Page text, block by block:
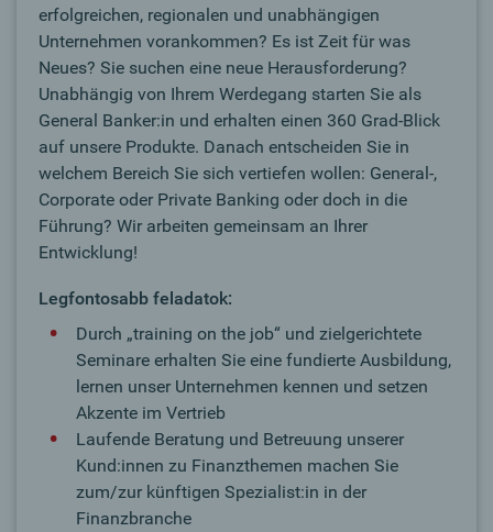
erfolgreichen, regionalen und unabhängigen
Unternehmen vorankommen? Es ist Zeit für was
Neues? Sie suchen eine neue Herausforderung?
Unabhängig von Ihrem Werdegang starten Sie als
General Banker:in und erhalten einen 360 Grad-Blick
auf unsere Produkte. Danach entscheiden Sie in
welchem Bereich Sie sich vertiefen wollen: General-,
Corporate oder Private Banking oder doch in die
Führung? Wir arbeiten gemeinsam an Ihrer
Entwicklung!
Legfontosabb feladatok:
Durch „training on the job“ und zielgerichtete
Seminare erhalten Sie eine fundierte Ausbildung,
lernen unser Unternehmen kennen und setzen
Akzente im Vertrieb
Laufende Beratung und Betreuung unserer
Kund:innen zu Finanzthemen machen Sie
zum/zur künftigen Spezialist:in in der
Finanzbranche